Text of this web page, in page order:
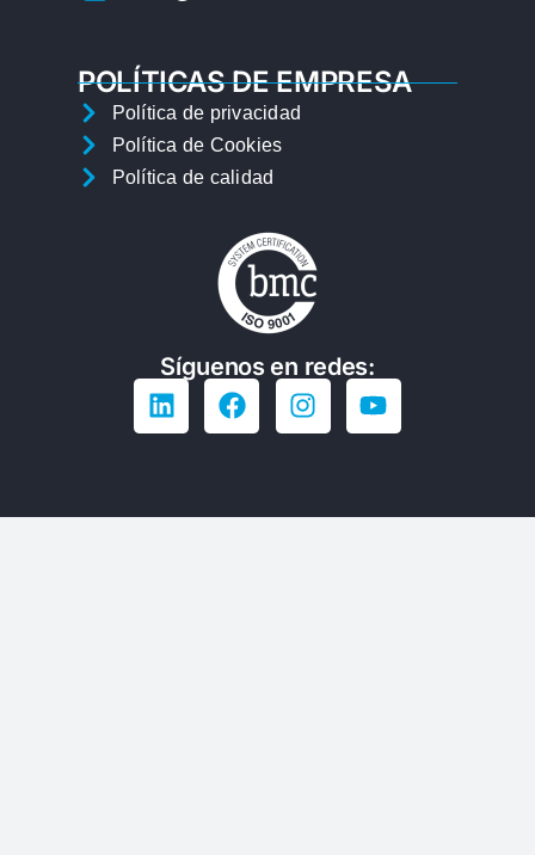
POLÍTICAS DE EMPRESA
Política de privacidad
Política de Cookies
Política de calidad
Síguenos en redes: